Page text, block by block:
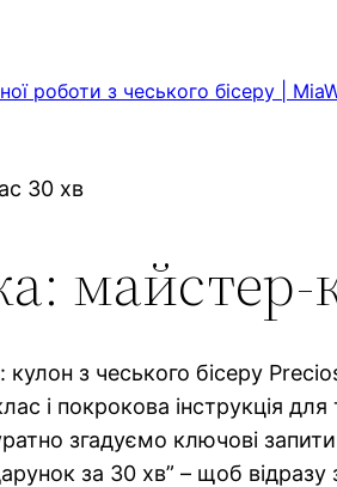
роботи з чеського бісеру |
30 хв
майстер-
з чеського бісеру
і покрокова інструкція
згадуємо ключові
за 30 хв” – щоб